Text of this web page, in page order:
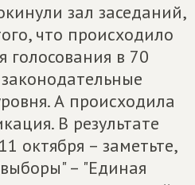
зал заседаний,
что происходило
голосования в 70
А происходила
В результате
октября – заметьте,
– "Единая